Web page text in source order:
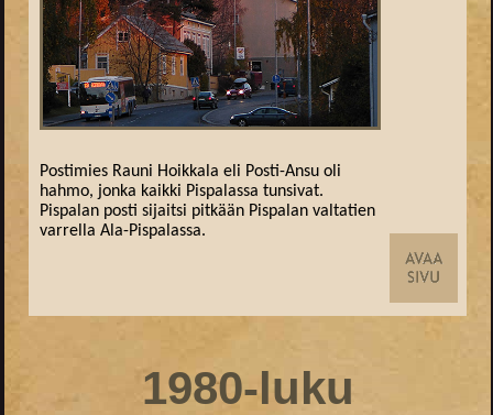
Postimies Rauni Hoikkala eli Posti-Ansu oli
hahmo, jonka kaikki Pispalassa tunsivat.
Pispalan posti sijaitsi pitkään Pispalan valtatien
varrella Ala-Pispalassa.
1980-luku